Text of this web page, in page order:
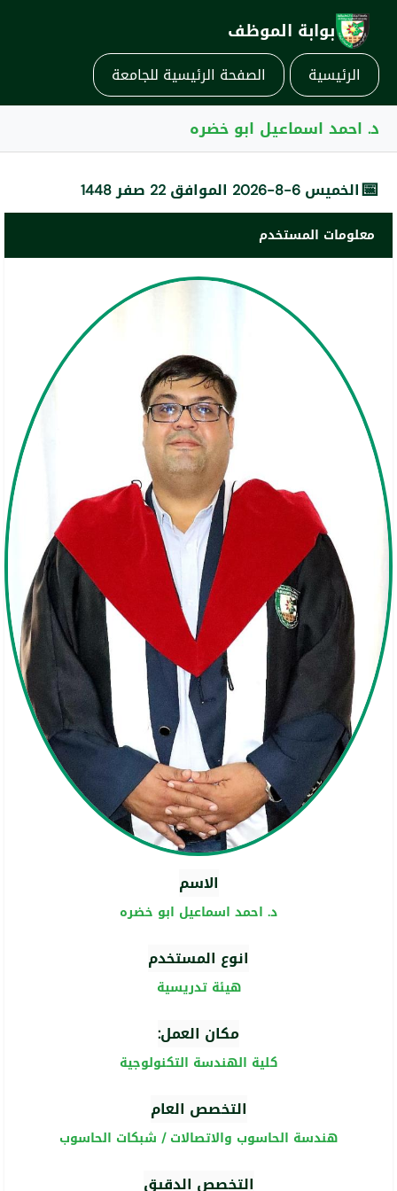
بوابة الموظف
الرئيسية الصفحة الرئيسية للجامعة
د. احمد اسماعيل ابو خضره
📅الخميس 6-8-2026 الموافق 22 صفر 1448
معلومات المستخدم
الاسم
د. احمد اسماعيل ابو خضره
انوع المستخدم
هيئة تدريسية
مكان العمل:
كلية الهندسة التكنولوجية
التخصص العام
هندسة الحاسوب والاتصالات / شبكات الحاسوب
التخصص الدقيق